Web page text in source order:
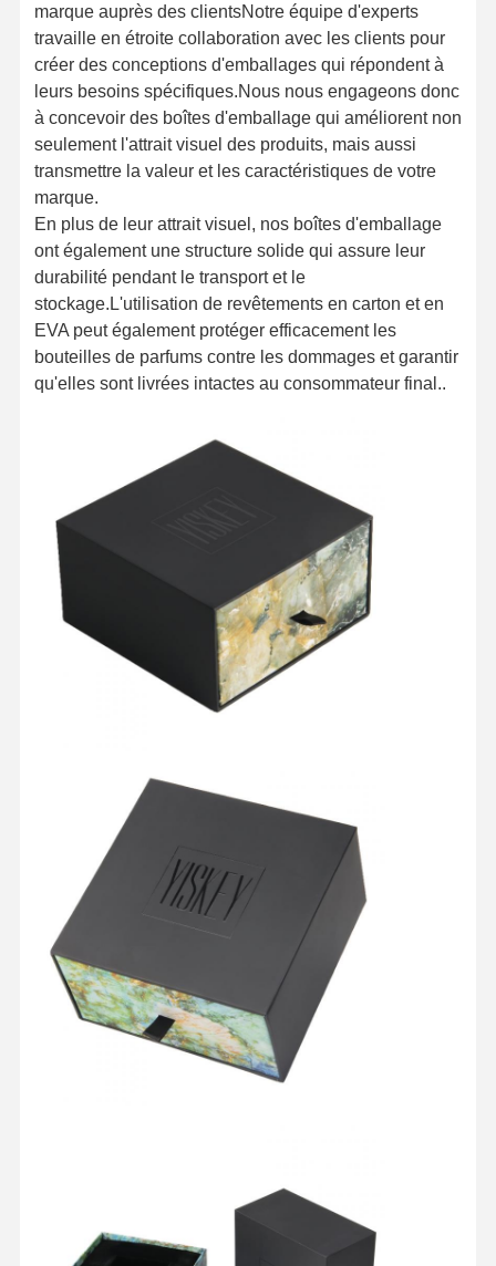
Produits
Contrôle De
La Qualité
Boîte d'emballage cosmétique
Boîte d'emballage alimentaire
emballage de vêtements personnalisé
Emballage électronique de produit
marque auprès des clientsNotre équipe d'experts
travaille en étroite collaboration avec les clients pour
créer des conceptions d'emballages qui répondent à
leurs besoins spécifiques.Nous nous engageons donc
à concevoir des boîtes d'emballage qui améliorent non
seulement l'attrait visuel des produits, mais aussi
transmettre la valeur et les caractéristiques de votre
marque.
En plus de leur attrait visuel, nos boîtes d'emballage
ont également une structure solide qui assure leur
durabilité pendant le transport et le
stockage.L'utilisation de revêtements en carton et en
EVA peut également protéger efficacement les
bouteilles de parfums contre les dommages et garantir
qu'elles sont livrées intactes au consommateur final..